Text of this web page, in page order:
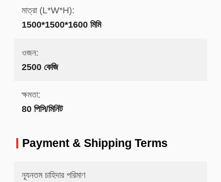
মাত্রা (L*W*H):
1500*1500*1600 মিমি
ওজন:
2500 কেজি
ক্ষমতা:
80 পিসি/মিনিট
Payment & Shipping Terms
ন্যূনতম চাহিদার পরিমাণ